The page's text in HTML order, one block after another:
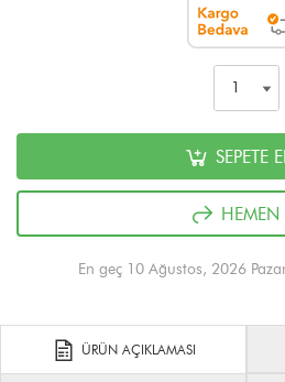
SEPETE
HEMEN
En geç 10 Ağustos, 2026
ÜRÜN AÇIKLAMASI